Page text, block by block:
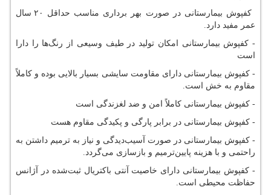
کفپوش بیمارستانی در صورت بهر برداری مناسب حداقل ۲۰ سال
عمر مفید دارد.
- کفپوش بیمارستانی امکان تولید در طیف وسیعی از رنگ‌ها را دارا
است
- کفپوش بیمارستانی دارای مقاومت سایشی بسیار بالایی بوده و کاملاً
مقاوم به خش است.
- کفپوش بیمارستانی کاملاً امن و ضد لغزندگی است
- کفپوش بیمارستانی در برابر پارگی و پکیدگی مقاوم هست
- کفپوش بیمارستانی در صورت آسیب‌دیدگی و نیاز به ترمیم داشتن به
راحتمی و با هزینه پایین‌ترمیم و بازسازی می‌گردد.
- کفپوش بیمارستانی دارای خاصیت آنتی باکتریال ثبت‌شده در آژانس
حفاظت محیطی است.